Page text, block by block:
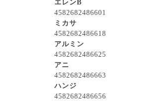
エレンB
4582682486601
ミカサ
4582682486618
アルミン
4582682486625
アニ
4582682486663
ハンジ
4582682486656